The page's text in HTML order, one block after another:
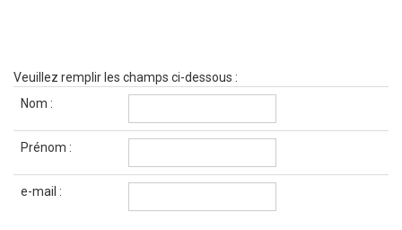
Veuillez remplir les champs ci-dessous :
Nom :
Prénom :
e-mail :